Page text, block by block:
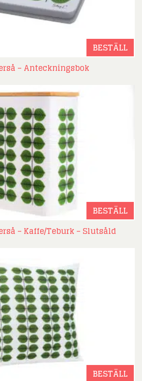
BESTÄLL
– Anteckningsbok
BESTÄLL
– Kaffe/Teburk – Slutsåld
BESTÄLL